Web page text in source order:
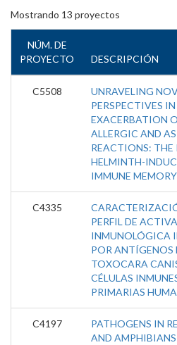
Mostrando 13 proyectos
NÚM. DE
PROYECTO
DESCRIPCIÓN
C5508
UNRAVELING
PERSPECTIVES
EXACERBATION
ALLERGIC AND
REACTIONS: THE
HELMINTH-
IMMUNE MEMORY
C4335
PERFIL DE
INMUNOLÓGICA
POR ANTÍGENOS
TOXOCARA
CÉLULAS
PRIMARIAS
C4197
PATHOGENS IN
AND